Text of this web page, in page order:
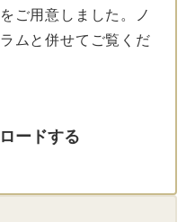
ご用意しました。ノ
ムと併せてご覧くだ
ードする